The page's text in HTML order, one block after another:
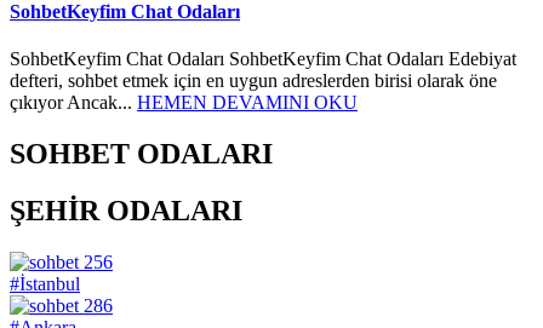
SohbetKeyfim Chat Odaları
SohbetKeyfim Chat Odaları SohbetKeyfim Chat Odaları Edebiyat
defteri, sohbet etmek için en uygun adreslerden birisi olarak öne
çıkıyor Ancak... HEMEN DEVAMINI OKU
SOHBET ODALARI
ŞEHİR ODALARI
256
#İstanbul
286